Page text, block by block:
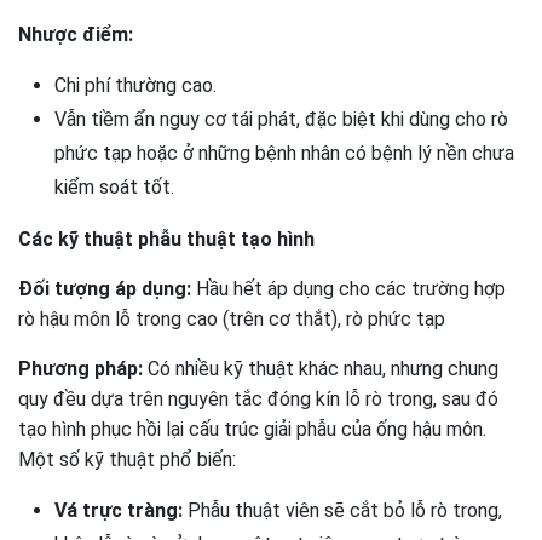
Nhược điểm:
Chi phí thường cao.
Vẫn tiềm ẩn nguy cơ tái phát, đặc biệt khi dùng cho rò
phức tạp hoặc ở những bệnh nhân có bệnh lý nền chưa
kiểm soát tốt.
Các kỹ thuật phẫu thuật tạo hình
Đối tượng áp dụng: Hầu hết áp dụng cho các trường hợp
rò hậu môn lỗ trong cao (trên cơ thắt), rò phức tạp
Phương pháp: Có nhiều kỹ thuật khác nhau, nhưng chung
quy đều dựa trên nguyên tắc đóng kín lỗ rò trong, sau đó
tạo hình phục hồi lại cấu trúc giải phẫu của ống hậu môn.
Một số kỹ thuật phổ biến:
Vá trực tràng: Phẫu thuật viên sẽ cắt bỏ lỗ rò trong,